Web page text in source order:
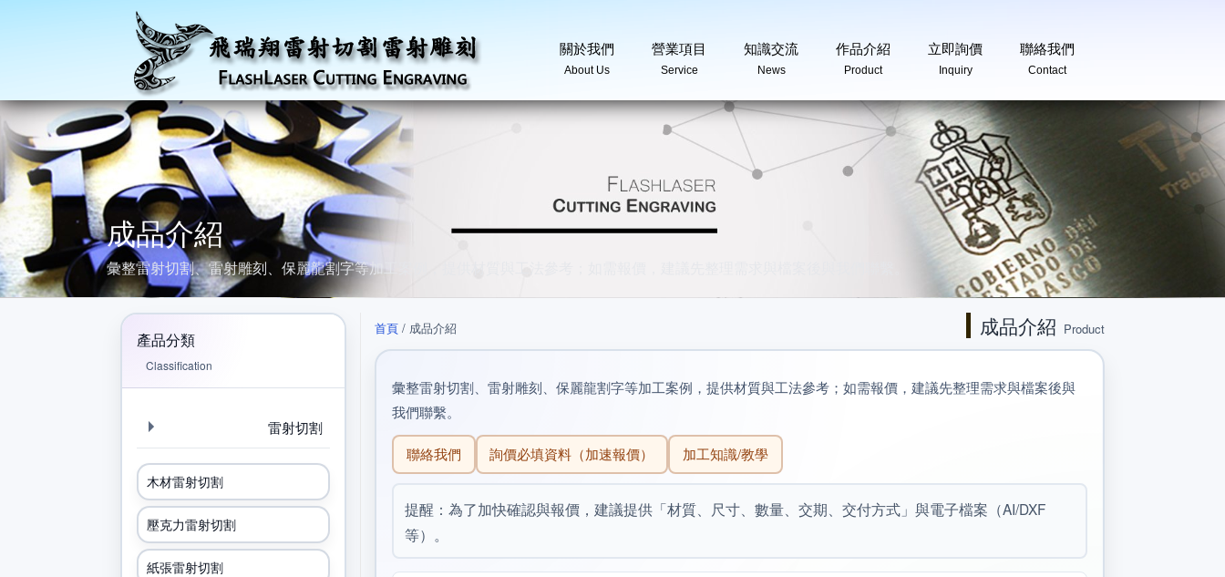
關於我們
About Us
營業項目
Service
知識交流
News
作品介紹
Product
立即詢價
Inquiry
聯絡我們
Contact
成品介紹
彙整雷射切割、雷射雕刻、保麗龍割字等加工案例，提供材質與工法參考；如需報價，建議先整理需求與檔案後與我們聯繫。
產品分類
Classification
雷射切割
木材雷射切割
壓克力雷射切割
紙張雷射切割
首頁/ 成品介紹 成品介紹 Product
彙整雷射切割、雷射雕刻、保麗龍割字等加工案例，提供材質與工法參考；如需報價，建議先整理需求與檔案後與
我們聯繫。
聯絡我們 詢價必填資料（加速報價） 加工知識/教學
提醒：為了加快確認與報價，建議提供「材質、尺寸、數量、交期、交付方式」與電子檔案（AI/DXF
等）。